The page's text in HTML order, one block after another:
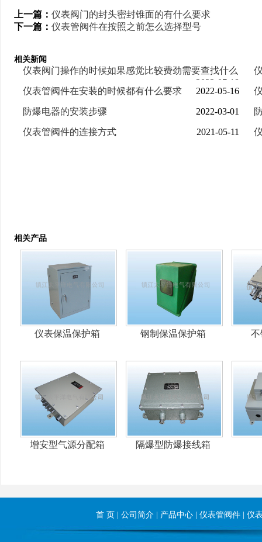
上一篇： 仪表阀门的封头密封锥面的有什么要求
下一篇： 仪表管阀件在按照之前怎么选择型号
相关新闻
仪表阀门操作的时候如果感觉比较费劲需要查找什么
2022-07-18
仪表管阀件在安装的时候都有什么要求 2022-05-16
防爆电器的安装步骤 2022-03-01
仪表管阀件的连接方式 2021-05-11
相关产品
仪表保温保护箱 钢制保温保护箱 不
增安型气源分配箱 隔爆型防爆接线箱
首 页 公司简介| 产品中心| 仪表管阀件| 仪